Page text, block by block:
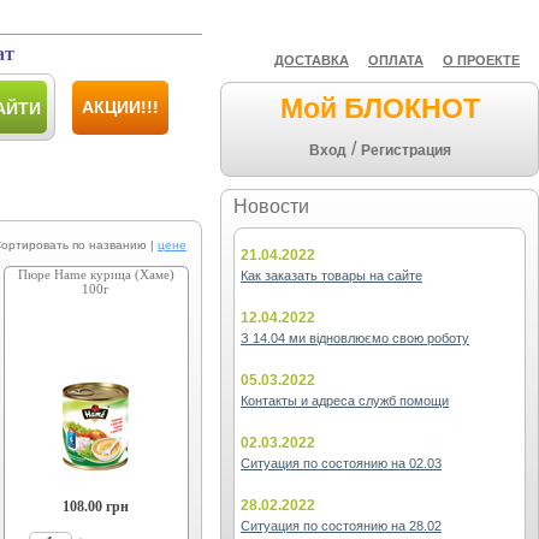
ДОСТАВКА ОПЛАТА О ПРОЕКТЕ
Мой БЛОКНОТ
Вход / Регистрация
Новости
21.04.2022
Как заказать товары на сайте
12.04.2022
З 14.04 ми відновлюємо свою роботу
05.03.2022
Контакты и адреса служб помощи
02.03.2022
Ситуация по состоянию на 02.03
28.02.2022
Ситуация по состоянию на 28.02
АКЦИИ!!!
по названию | цене
Пюре Hame курица (Хаме)
100г
108.00 грн